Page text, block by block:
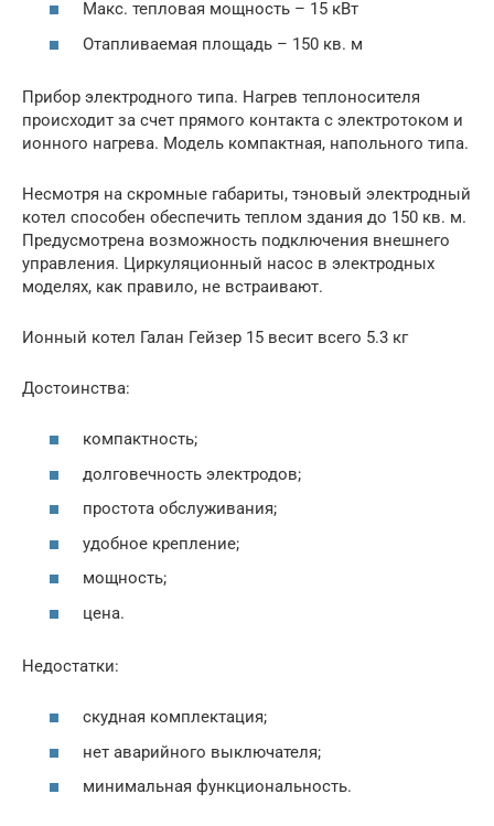
Макс. тепловая мощность – 15 кВт
Отапливаемая площадь – 150 кв. м
Прибор электродного типа. Нагрев теплоносителя
происходит за счет прямого контакта с электротоком и
ионного нагрева. Модель компактная, напольного типа.
Несмотря на скромные габариты, тэновый электродный
котел способен обеспечить теплом здания до 150 кв. м.
Предусмотрена возможность подключения внешнего
управления. Циркуляционный насос в электродных
моделях, как правило, не встраивают.
Ионный котел Галан Гейзер 15 весит всего 5.3 кг
Достоинства:
компактность;
долговечность электродов;
простота обслуживания;
удобное крепление;
мощность;
цена.
Недостатки:
скудная комплектация;
нет аварийного выключателя;
минимальная функциональность.